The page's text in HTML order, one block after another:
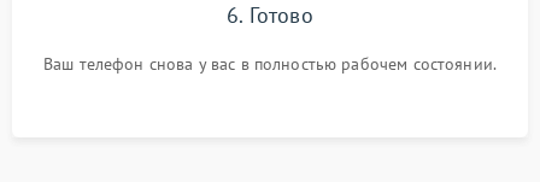
6. Готово
Ваш телефон снова у вас в полностью рабочем состоянии.